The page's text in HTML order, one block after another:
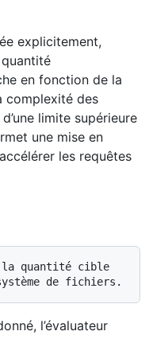
explicitement,
quantité
en fonction de la
complexité des
limite supérieure
une mise en
les requêtes
l’évaluateur